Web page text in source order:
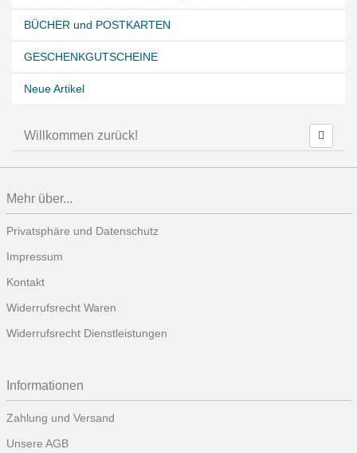
BÜCHER und POSTKARTEN
GESCHENKGUTSCHEINE
Neue Artikel
Willkommen zurück!
Mehr über...
Privatsphäre und Datenschutz
Impressum
Kontakt
Widerrufsrecht Waren
Widerrufsrecht Dienstleistungen
Informationen
Zahlung und Versand
Unsere AGB